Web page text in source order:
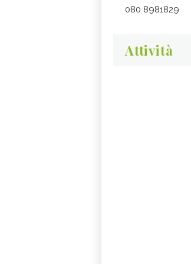
080 8981829
Attività